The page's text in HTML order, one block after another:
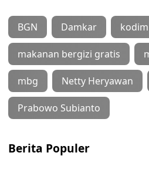
BGN Damkar kodim
makanan bergizi gratis
mbg Netty Heryawan
Prabowo Subianto
Berita Populer